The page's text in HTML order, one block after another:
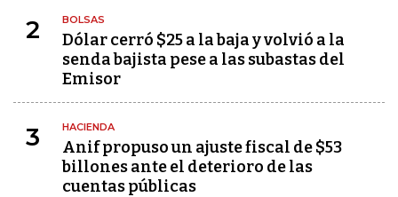
2 BOLSAS
Dólar cerró $25 a la baja y volvió a la
senda bajista pese a las subastas del
Emisor
3 HACIENDA
Anif propuso un ajuste fiscal de $53
billones ante el deterioro de las
cuentas públicas